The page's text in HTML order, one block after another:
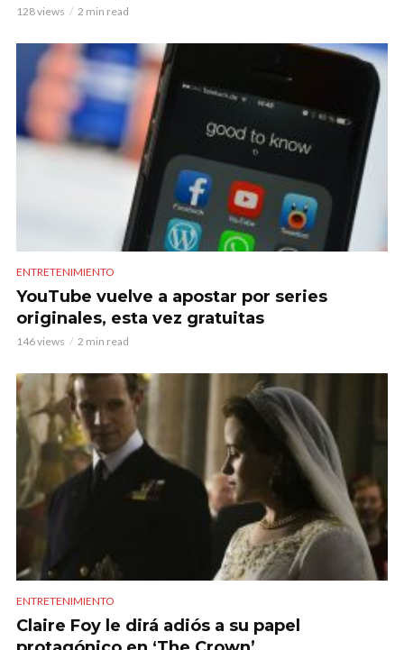
128 views 2 min read
ENTRETENIMIENTO
YouTube vuelve a apostar por series
originales, esta vez gratuitas
146 views 2 min read
ENTRETENIMIENTO
Claire Foy le dirá adiós a su papel